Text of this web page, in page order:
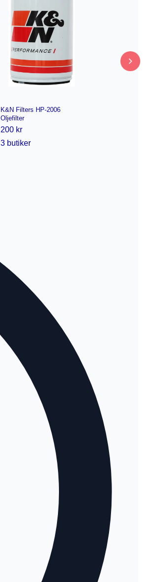
K&N Filters HP-2006
Oljefilter
200 kr
3 butiker